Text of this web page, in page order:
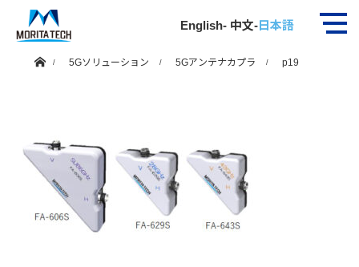
English- 中文-日本語
p19
ホーム5Gソリューション 5Gアンテナカプラ p19